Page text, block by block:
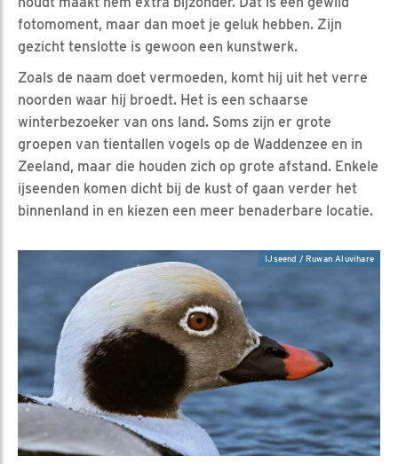
fotomoment, maar dan moet je geluk hebben. Zijn
gezicht tenslotte is gewoon een kunstwerk.
Zoals de naam doet vermoeden, komt hij uit het verre
noorden waar hij broedt. Het is een schaarse
winterbezoeker van ons land. Soms zijn er grote
groepen van tientallen vogels op de Waddenzee en in
Zeeland, maar die houden zich op grote afstand. Enkele
ijseenden komen dicht bij de kust of gaan verder het
binnenland in en kiezen een meer benaderbare locatie.
IJseend / Ruwan Aluvihare